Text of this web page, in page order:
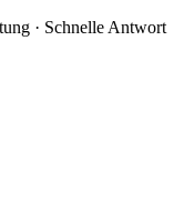
· Schnelle Antwort